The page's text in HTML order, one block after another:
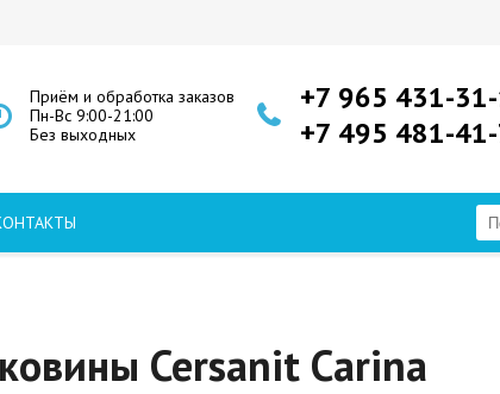
Приём и обработка заказов
Пн-Вс 9:00-21:00
Без выходных
+7 965 431-
+7 495 481-
Cersanit Carina